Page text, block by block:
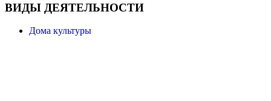
ВИДЫ ДЕЯТЕЛЬНОСТИ
Дома культуры